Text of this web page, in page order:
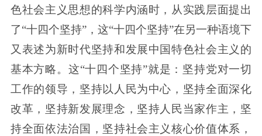
色社会主义思想的科学内涵时，从实践层面提出
了“十四个坚持”，这“十四个坚持”在另一种语境下
又表述为新时代坚持和发展中国特色社会主义的
基本方略。这“十四个坚持”就是：坚持党对一切
工作的领导，坚持以人民为中心，坚持全面深化
改革，坚持新发展理念，坚持人民当家作主，坚
持全面依法治国，坚持社会主义核心价值体系，